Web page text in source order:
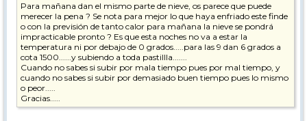
Para mañana dan el mismo parte de nieve, os parece que puede
merecer la pena ? Se nota para mejor lo que haya enfriado este finde
o con la previsión de tanto calor para mañana la nieve se pondrá
impracticable pronto ? Es que esta noches no va a estar la
temperatura ni por debajo de 0 grados.....para las 9 dan 6 grados a
cota 1500......y subiendo a toda pastillla.......
Cuando no sabes si subir por mala tiempo pues por mal tiempo, y
cuando no sabes si subir por demasiado buen tiempo pues lo mismo
o peor.....
Gracias.....